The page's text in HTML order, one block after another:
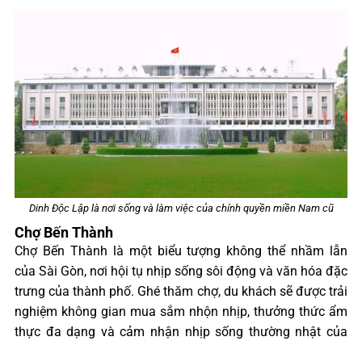
Dinh Độc Lập là nơi sống và làm việc của chính quyền miền Nam cũ
Chợ Bến Thành
Chợ Bến Thành là một biểu tượng không thể nhầm lẫn
của Sài Gòn, nơi hội tụ nhịp sống sôi động và văn hóa đặc
trưng của thành phố. Ghé thăm chợ, du khách sẽ được trải
nghiệm không gian mua sắm nhộn nhịp, thưởng thức ẩm
thực đa dạng và cảm nhận nhịp sống thường nhật của